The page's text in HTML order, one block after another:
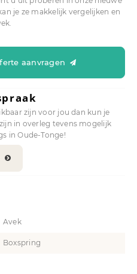
je ze makkelijk vergelijken en
aanvragen
zijn voor jou dan kun je
in overleg tevens mogelijk
in Oude-Tonge!
Avek
Boxspring